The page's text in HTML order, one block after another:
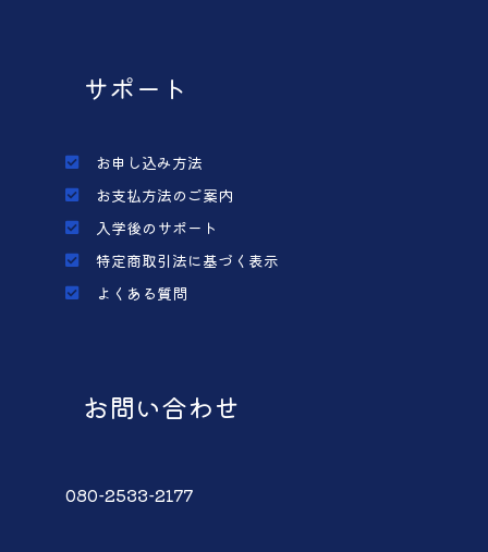
サポート
お申し込み方法
お支払方法のご案内
入学後のサポート
特定商取引法に基づく表示
よくある質問
お問い合わせ
080-2533-2177